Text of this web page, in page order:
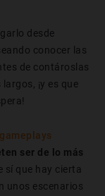
desde
conocer las
de contároslas
¡y es que
gameplays
ser de lo más
sí que hay cierta
unos escenarios